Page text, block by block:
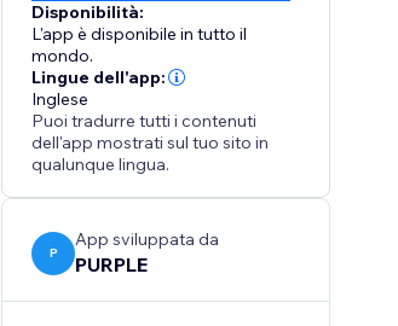
Disponibilità:
L'app è disponibile in tutto il
mondo.
Lingue dell'app:
Inglese
Puoi tradurre tutti i contenuti
dell'app mostrati sul tuo sito in
qualunque lingua.
P
App sviluppata da
PURPLE